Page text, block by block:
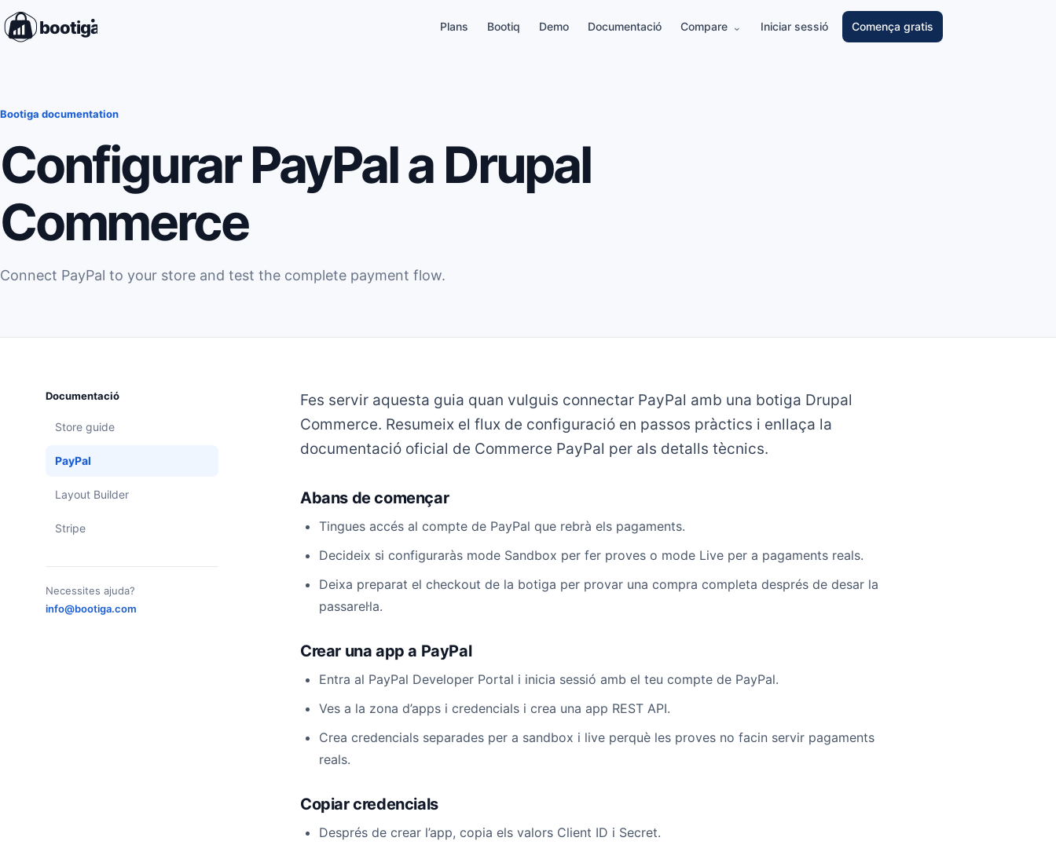
Vés al contingut
Plans Bootiq Demo Documentació Compare Iniciar sessió Comença gratis
Bootiga documentation
Configurar PayPal a Drupal
Commerce
Connect PayPal to your store and test the complete payment flow.
Documentació
Store guide
PayPal
Layout Builder
Stripe
Necessites ajuda?
info@bootiga.com
Fes servir aquesta guia quan vulguis connectar PayPal amb una botiga Drupal
Commerce. Resumeix el flux de configuració en passos pràctics i enllaça la
documentació oficial de Commerce PayPal per als detalls tècnics.
Abans de començar
Tingues accés al compte de PayPal que rebrà els pagaments.
Decideix si configuraràs mode Sandbox per fer proves o mode Live per a pagaments reals.
Deixa preparat el checkout de la botiga per provar una compra completa després de desar la
passarel·la.
Crear una app a PayPal
Entra al PayPal Developer Portal i inicia sessió amb el teu compte de PayPal.
Ves a la zona d’apps i credencials i crea una app REST API.
Crea credencials separades per a sandbox i live perquè les proves no facin servir pagaments
reals.
Copiar credencials
Després de crear l’app, copia els valors Client ID i Secret.